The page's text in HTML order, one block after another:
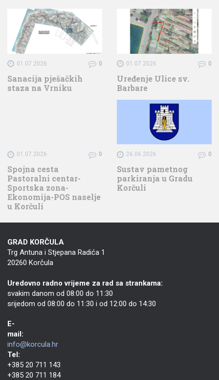
01.07.2026 0
Sanacija pješačkih
staza na Vrniku
01.07.2026 0
Uređenje Ulice sv.
Barbare
01.07.2026 0
Spojna cesta
Pastoralni centar-
Sportska zona-
Ekonomija-POS naselje
u Korčuli
26.06.2026 0
Sustav pametnog
parkiranja u Gradu
Korčuli
GRAD KORČULA
Trg Antuna i Stjepana Radića 1
20260 Korčula
Uredovno radno vrijeme za rad sa strankama:
svakim danom od 08:00 do 11:30
srijedom od 08:00 do 11:30 i od 12:00 do 14:30
E-
mail:
info@korcula.hr
Tel:
+385 20 711 143
+385 20 711 184